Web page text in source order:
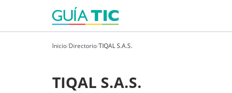
Inicio/Directorio/TIQAL S.A.S.
TIQAL S.A.S.